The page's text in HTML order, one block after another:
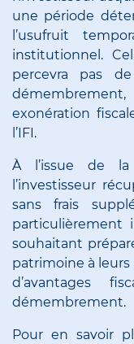
une période
l’usufruit
institutionnel.
percevra pas
exonération
l’IFI.
À l’issue de la
l’investisseur
sans frais
particulièrement
souhaitant
patrimoine à
d’avantages
démembrement.
Pour en savoir